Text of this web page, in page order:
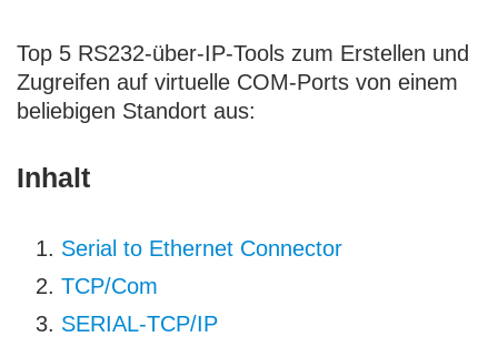
Top 5 RS232-über-IP-Tools zum Erstellen und
Zugreifen auf virtuelle COM-Ports von einem
beliebigen Standort aus:
Inhalt
Serial to Ethernet Connector
TCP/Com
SERIAL-TCP/IP